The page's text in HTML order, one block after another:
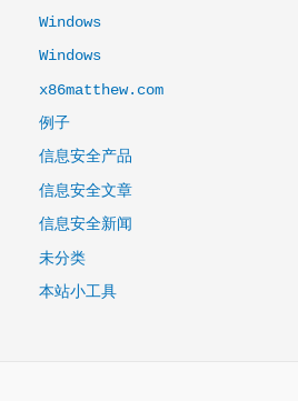
Windows
Windows
x86matthew.com
例子
信息安全产品
信息安全文章
信息安全新闻
未分类
本站小工具